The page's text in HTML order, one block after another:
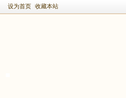
设为首页 收藏本站